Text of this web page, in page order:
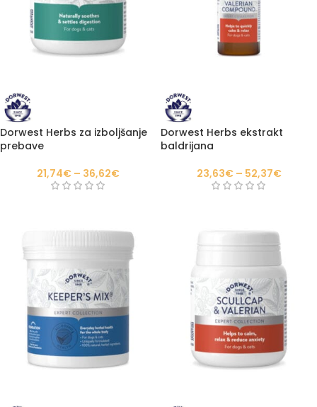
Dorwest Herbs za izboljšanje
prebave
21,74€ – 36,62€
Dorwest Herbs ekstrakt
baldrijana
23,63€ – 52,37€